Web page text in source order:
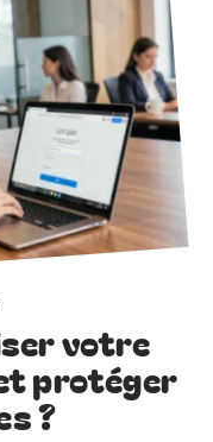
votre
protéger
?